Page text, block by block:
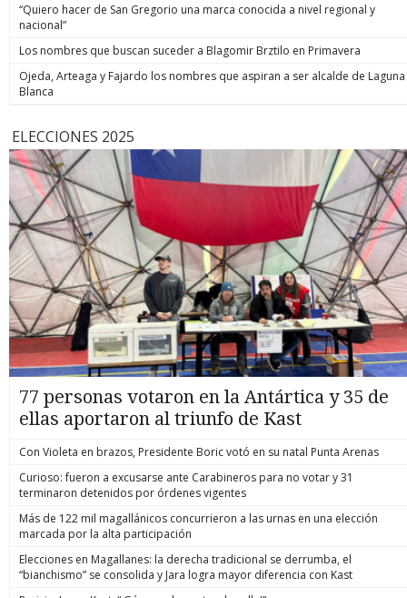
“Quiero hacer de San Gregorio una marca conocida a nivel regional y
nacional”
Los nombres que buscan suceder a Blagomir Brztilo en Primavera
Ojeda, Arteaga y Fajardo los nombres que aspiran a ser alcalde de Laguna
Blanca
ELECCIONES 2025
77 personas votaron en la Antártica y 35 de
ellas aportaron al triunfo de Kast
Con Violeta en brazos, Presidente Boric votó en su natal Punta Arenas
Curioso: fueron a excusarse ante Carabineros para no votar y 31
terminaron detenidos por órdenes vigentes
Más de 122 mil magallánicos concurrieron a las urnas en una elección
marcada por la alta participación
Elecciones en Magallanes: la derecha tradicional se derrumba, el
“bianchismo” se consolida y Jara logra mayor diferencia con Kast